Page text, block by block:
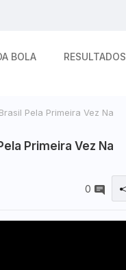
BOLA RESULTADOS
Pela Primeira Vez Na
Primeira Vez Na
0